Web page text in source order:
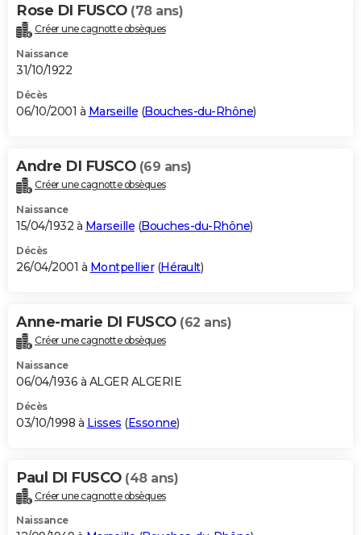
Rose DI FUSCO (78 ans)
Créer une cagnotte obsèques
Naissance
31/10/1922
Décès
06/10/2001 à Marseille (Bouches-du-Rhône)
Andre DI FUSCO (69 ans)
Créer une cagnotte obsèques
Naissance
15/04/1932 à Marseille (Bouches-du-Rhône)
Décès
26/04/2001 à Montpellier(Hérault)
Anne-marie DI FUSCO (62 ans)
Créer une cagnotte obsèques
Naissance
06/04/1936 à ALGER ALGERIE
Décès
03/10/1998 à Lisses (Essonne)
Paul DI FUSCO (48 ans)
Créer une cagnotte obsèques
Naissance